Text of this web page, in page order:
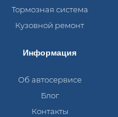
Тормозная система
Кузовной ремонт
Информация
Об автосервисе
Блог
Контакты